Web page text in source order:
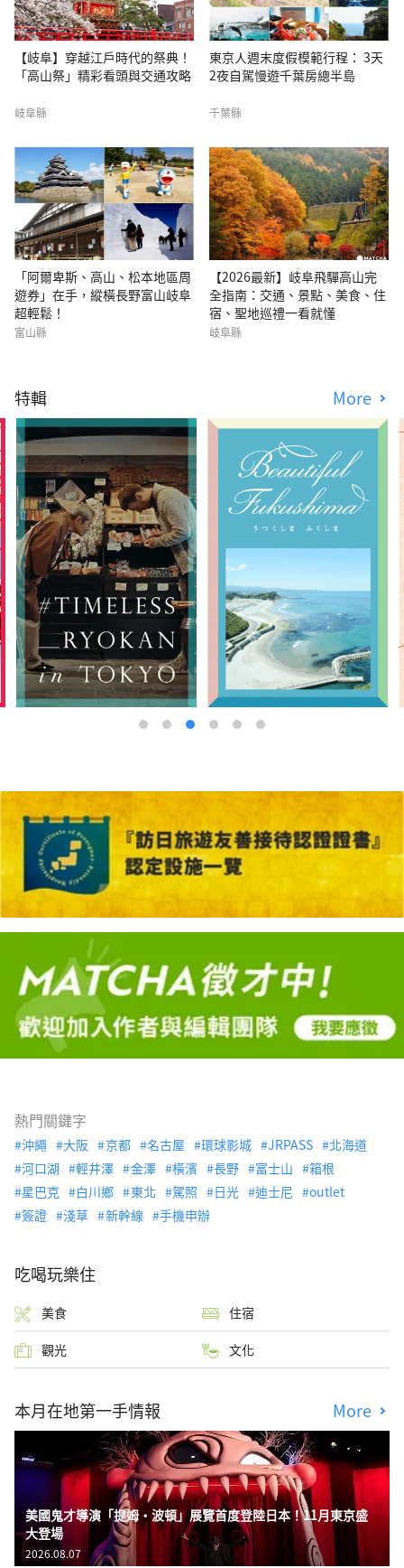
【岐阜】穿越江戶時代的祭典！
「高山祭」精彩看頭與交通攻略
岐阜縣
東京人週末度假模範行程： 3天
2夜自駕慢遊千葉房總半島
千葉縣
「阿爾卑斯、高山、松本地區周
遊券」在手，縱橫長野富山岐阜
超輕鬆！
富山縣
【2026最新】岐阜飛驒高山完
全指南：交通、景點、美食、住
宿、聖地巡禮一看就懂
岐阜縣
特輯 More
熱門關鍵字
沖繩 大阪 京都 名古屋 環球影城 JRPASS
北海道
河口湖
輕井澤 金澤 橫濱 長野 富士山
箱根
星巴克
白川鄉 東北 駕照 日光 迪士尼
outlet
簽證
淺草 新幹線 手機申辦
吃喝玩樂住
美食 住宿
觀光 文化
本月在地第一手情報 More
美國鬼才導演「提姆・波頓」展覽首度登陸日本！11月東京盛
大登場
2026.08.07